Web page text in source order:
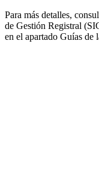
Para más detalles,
de Gestión Registral
en el apartado Guías de